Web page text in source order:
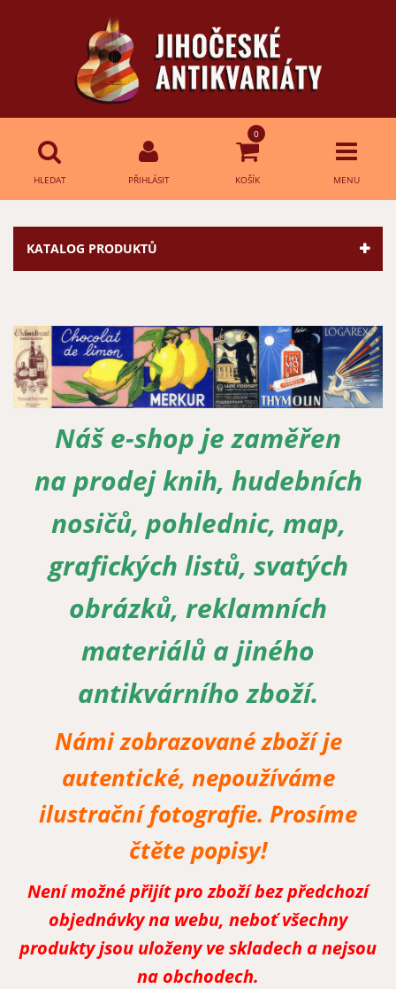
HLEDAT PŘIHLÁSIT
0
KOŠÍK MENU
Přihlášení
Přihlásit
Zapomenuté heslo Nová registrace
KATALOG PRODUKTŮ
Náš e-shop je zaměřen
na prodej knih, hudebních
nosičů, pohlednic, map,
grafických listů, svatých
obrázků, reklamních
materiálů a jiného
antikvárního zboží.
Námi zobrazované zboží je
autentické, nepoužíváme
ilustrační fotografie. Prosíme
čtěte popisy!
Není možné přijít pro zboží bez předchozí
objednávky na webu, neboť všechny
produkty jsou uloženy ve skladech a nejsou
na obchodech.